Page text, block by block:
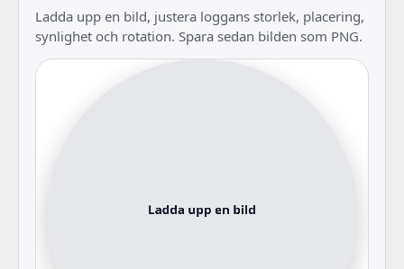
Ladda upp en bild, justera loggans storlek, placering,
synlighet och rotation. Spara sedan bilden som PNG.